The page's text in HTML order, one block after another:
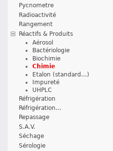
Pycnometre
Radioactivité
Rangement
Réactifs & Produits
Aérosol
Bactériologie
Biochimie
Chimie
Etalon (standard...)
Impureté
UHPLC
Réfrigération
Réfrigération...
Repassage
S.A.V.
Séchage
Sérologie